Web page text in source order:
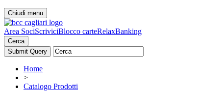
Chiudi menu
Area SociScriviciBlocco carteRelaxBanking
Cerca
Home
>
Catalogo Prodotti